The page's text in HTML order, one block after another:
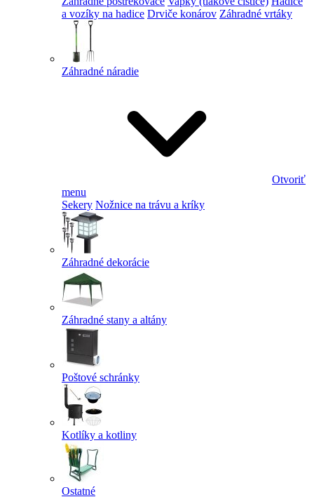
a vozíky na hadice Drviče konárov Záhradné vrtáky
Záhradné náradie
Otvoriť
menu
Sekery Nožnice na trávu a kríky
Záhradné dekorácie
Záhradné stany a altány
Poštové schránky
Kotlíky a kotliny
Ostatné